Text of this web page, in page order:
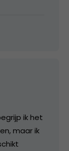
ik het
maar ik